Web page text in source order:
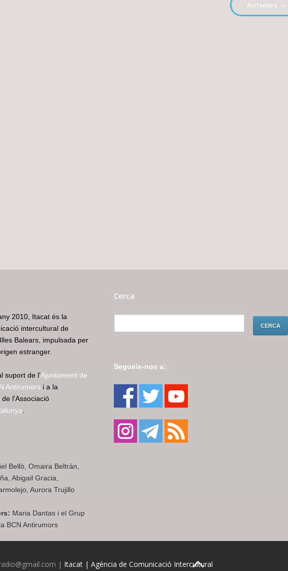
Anteriors →
2010, Itacat és la
intercultural de
Balears, impulsada per
estranger.
suport de l'Ajuntament de
Antirumors i a la
de l'Associació
Bellò, Omaira Beltrán,
Abigail Gracia,
Aurora Trujillo
Maria Dantas i el Grup
BCN Antirumors
Cerca
Segueix-nos a:
| Itacat | Agència de Comunicació Intercultural
BACK TO TOP